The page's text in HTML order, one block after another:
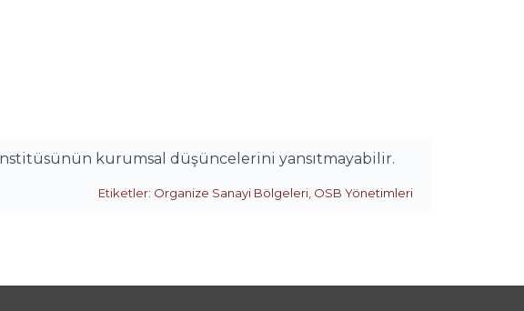
kurumsal düşüncelerini yansıtmayabilir.
Etiketler: Organize Sanayi Bölgeleri, OSB Yönetimleri